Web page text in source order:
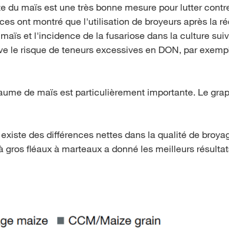
du maïs est une très bonne mesure pour lutter
ont montré que l'utilisation de broyeurs après la
et l'incidence de la fusariose dans la culture
le risque de teneurs excessives en DON, par
de maïs est particulièrement importante. Le
des différences nettes dans la qualité de
fléaux à marteaux a donné les meilleurs